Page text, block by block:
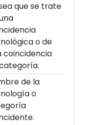
que se trate
o de
coincidencia
de la
o